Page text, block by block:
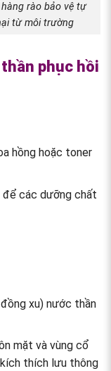
rào bảo vệ tự
từ môi trường
phục hồi
hồng hoặc toner
các dưỡng chất
xu) nước thần
mặt và vùng cổ
thích lưu thông